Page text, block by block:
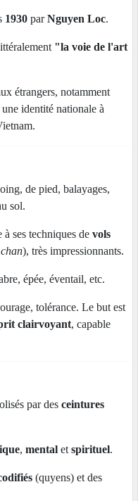
1930 parNguyen Loc.
"la voie de l'art
étrangers, notamment
identité nationale à
de pied, balayages,
sol.
à ses techniques de vols
), très impressionnants.
épée, éventail, etc.
tolérance. Le but est
clairvoyant, capable
par des ceintures
, mental et spirituel.
(quyens) et des